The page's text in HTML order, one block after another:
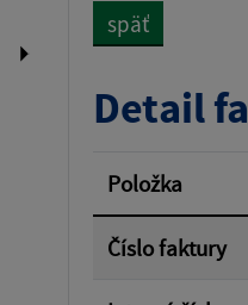
Suma od:
Filtrovať
späť
Detail
Položka
Číslo faktury